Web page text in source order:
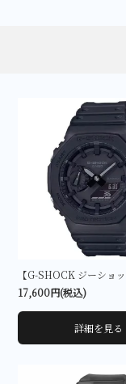
17,600円(税込)
詳細を見る